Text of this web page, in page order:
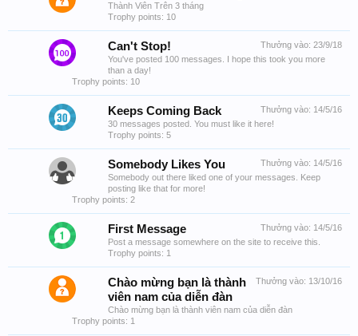
Thành Viên Trên 3 tháng
Trophy points: 10
Thưởng vào: 23/9/18
Can't Stop!
You've posted 100 messages. I hope this took you more
than a day!
Trophy points: 10
Thưởng vào: 14/5/16
Keeps Coming Back
30 messages posted. You must like it here!
Trophy points: 5
Thưởng vào: 14/5/16
Somebody Likes You
Somebody out there liked one of your messages. Keep
posting like that for more!
Trophy points: 2
Thưởng vào: 14/5/16
First Message
Post a message somewhere on the site to receive this.
Trophy points: 1
Thưởng vào: 13/10/16
Chào mừng bạn là thành
viên nam của diễn đàn
Chào mừng bạn là thành viên nam của diễn đàn
Trophy points: 1